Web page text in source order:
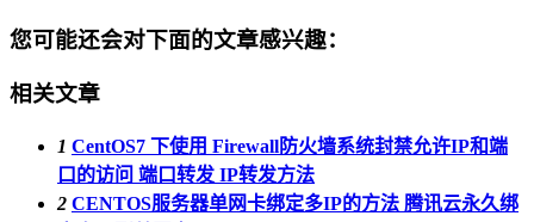
您可能还会对下面的文章感兴趣：
相关文章
1 CentOS7 下使用 Firewall防火墙系统封禁允许IP和端
口的访问 端口转发 IP转发方法
2 CENTOS服务器单网卡绑定多IP的方法 腾讯云永久绑